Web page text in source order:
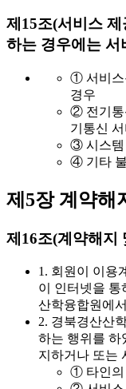
제15조(서비스
하는 경우에는 서
① 서비스
경우
② 전기통
기통신
③ 시스템
④ 기타
제5장 계약해
제16조(계약해지
1. 회원이 이용
이 인터넷을 통
산학융합원에
2. 경북경산산
하는 행위를 하
지하거나 또는
① 타인의